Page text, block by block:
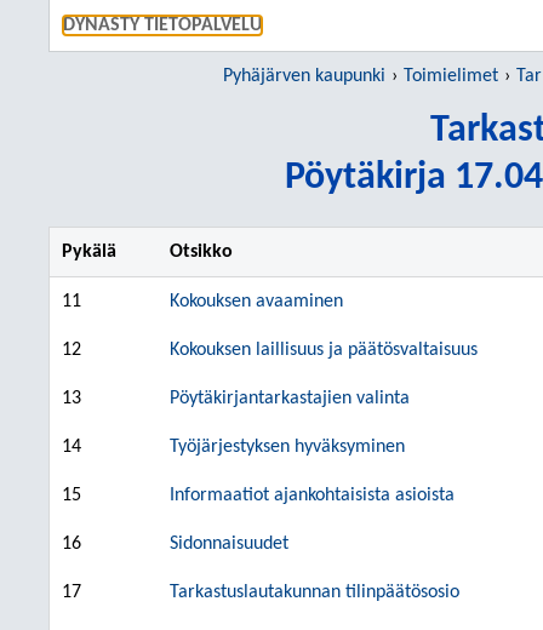
DYNASTY TIETOPALVELU
Pyhäjärven kaupunki Toimielimet
Pöytäkirja
Pykälä Otsikko
11 Kokouksen avaaminen
12 Kokouksen laillisuus ja päätösvaltaisuus
13 Pöytäkirjantarkastajien valinta
14 Työjärjestyksen hyväksyminen
15 Informaatiot ajankohtaisista asioista
16 Sidonnaisuudet
17 Tarkastuslautakunnan tilinpäätösosio